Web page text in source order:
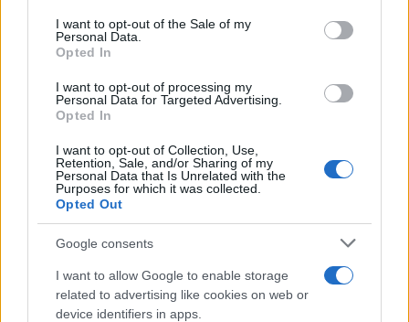
consent section.
I want to opt-out of the Sale of my
Personal Data.
Opted In
I want to opt-out of processing my
Personal Data for Targeted Advertising.
Opted In
I want to opt-out of Collection, Use,
Retention, Sale, and/or Sharing of my
Personal Data that Is Unrelated with the
Purposes for which it was collected.
Opted Out
Google consents
I want to allow Google to enable storage
related to advertising like cookies on web or
device identifiers in apps.
y busca facilitar la experiencia colectiva del evento
entre los trabajadores capitalinos, dado que estas
fechas suelen implicar una menor actividad laboral.